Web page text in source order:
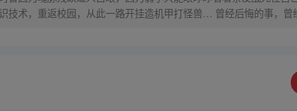
技术，重返校园，从此一路开挂造机甲打怪兽… 曾经后悔的事，曾